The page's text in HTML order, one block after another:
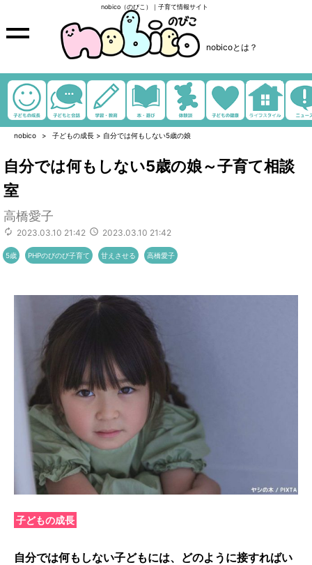
nobico（のびこ）｜子育て情報サイト
nobicoとは？
nobico 子どもの成長 > 自分では何もしない5歳の娘
自分では何もしない5歳の娘～子育て相談
室
高橋愛子
2023.03.10 21:42 2023.03.10 21:42
5歳 PHPのびのび子育て 甘えさせる 高橋愛子
子どもの成長
自分では何もしない子どもには、どのように接すればい